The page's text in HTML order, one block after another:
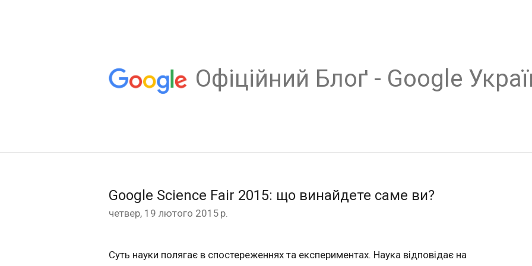
Oфіційний Блоґ - Google
Google Science Fair 2015: що винайдете саме ви?
четвер, 19 лютого 2015 р.
Суть науки полягає в спостереженнях та експериментах. Наука відповідає на